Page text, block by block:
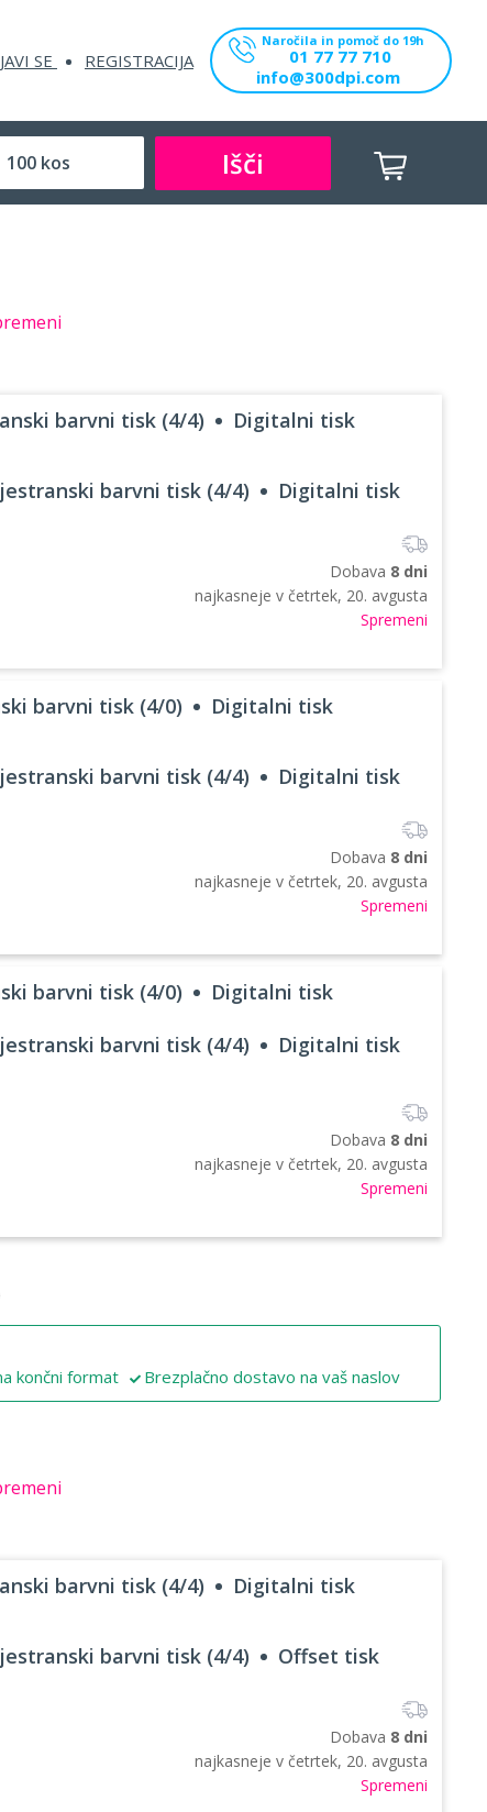
SE REGISTRACIJA
Naročila in pomoč do 19h
01 77 77 710
info@300dpi.com
Išči
barvni tisk (4/4) Digitalni tisk
barvni tisk (4/4) Digitalni tisk
Dobava 8 dni
najkasneje v četrtek, 20. avgusta
Spremeni
barvni tisk (4/0) Digitalni tisk
barvni tisk (4/4) Digitalni tisk
Dobava 8 dni
najkasneje v četrtek, 20. avgusta
Spremeni
barvni tisk (4/0) Digitalni tisk
barvni tisk (4/4) Digitalni tisk
Dobava 8 dni
najkasneje v četrtek, 20. avgusta
Spremeni
končni format Brezplačno dostavo na vaš naslov
barvni tisk (4/4) Digitalni tisk
barvni tisk (4/4) Offset tisk
Dobava 8 dni
najkasneje v četrtek, 20. avgusta
Spremeni